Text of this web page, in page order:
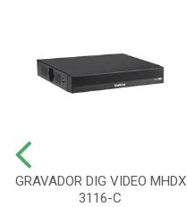
GRAVADOR DIG VIDEO MHDX
3116-C